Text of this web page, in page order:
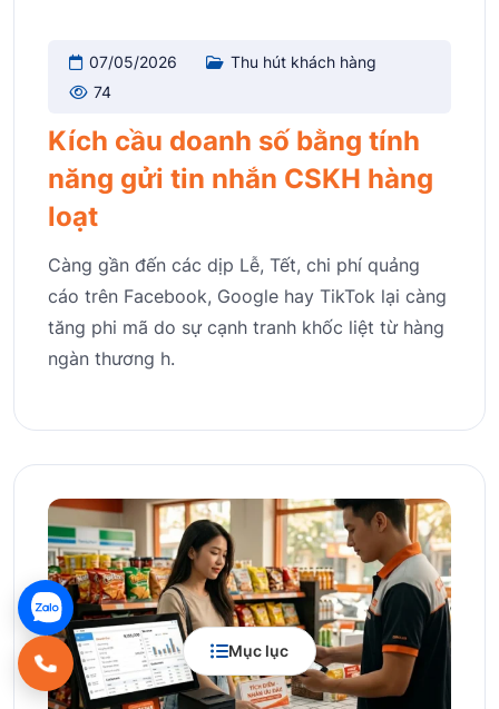
Mục lục
07/05/2026
Thu hút khách hàng
74
Kích cầu doanh số bằng tính
năng gửi tin nhắn CSKH hàng
loạt
Càng gần đến các dịp Lễ, Tết, chi phí quảng
cáo trên Facebook, Google hay TikTok lại càng
tăng phi mã do sự cạnh tranh khốc liệt từ hàng
ngàn thương h.